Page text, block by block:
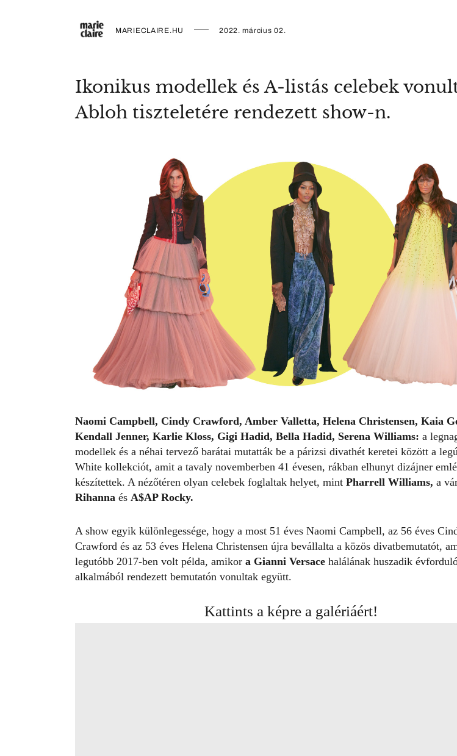
MARIECLAIRE.HU 2022. március 02.
Ikonikus modellek és A-listás celebek
Abloh tiszteletére rendezett show-n.
Naomi Campbell, Cindy Crawford, Amber Valletta, Helena Christensen, Kaia
Kendall Jenner, Karlie Kloss, Gigi Hadid, Bella Hadid, Serena Williams: a
modellek és a néhai tervező barátai mutatták be a párizsi divathét keretei között a
White kollekciót, amit a tavaly novemberben 41 évesen, rákban elhunyt dizájner
készítettek. A nézőtéren olyan celebek foglaltak helyet, mint Pharrell Williams, a
Rihanna és A$AP Rocky.
A show egyik különlegessége, hogy a most 51 éves Naomi Campbell, az 56 éves
Crawford és az 53 éves Helena Christensen újra bevállalta a közös divatbemutatót,
legutóbb 2017-ben volt példa, amikor a Gianni Versace halálának huszadik
alkalmából rendezett bemutatón vonultak együtt.
Kattints a képre a galériáért!